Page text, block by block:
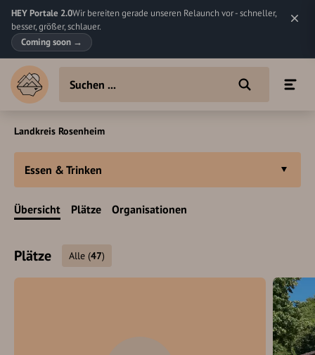
HEY Portale 2.0Wir bereiten gerade unseren Relaunch vor - schneller,
besser, größer, schlauer.
Coming soon →
Landkreis Rosenheim
Essen & Trinken
Übersicht Plätze Organisationen
Plätze Alle (47)